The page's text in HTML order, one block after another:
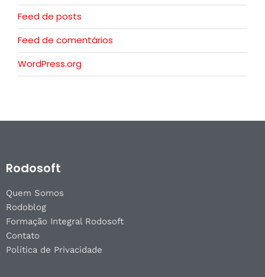
Feed de posts
Feed de comentários
WordPress.org
Rodosoft
Quem Somos
Rodoblog
Formação Integral Rodosoft
Contato
Política de Privacidade